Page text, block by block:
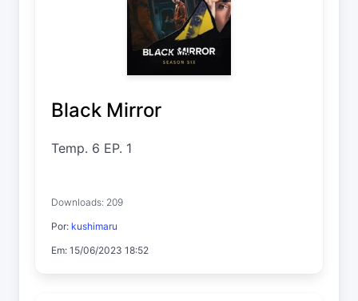
Black Mirror
Temp. 6 EP. 1
Downloads: 209
Por: kushimaru
Em: 15/06/2023 18:52